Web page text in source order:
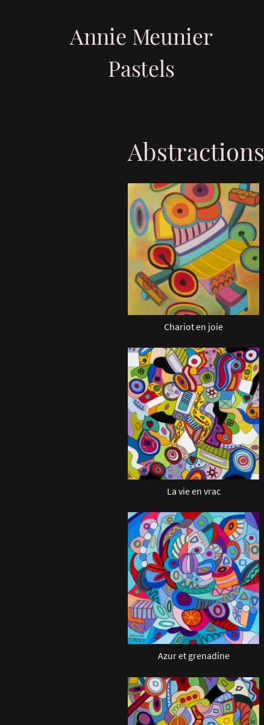
Annie Meunier
Pastels
Abstractions
Chariot en joie
La vie en vrac
Azur et grenadine